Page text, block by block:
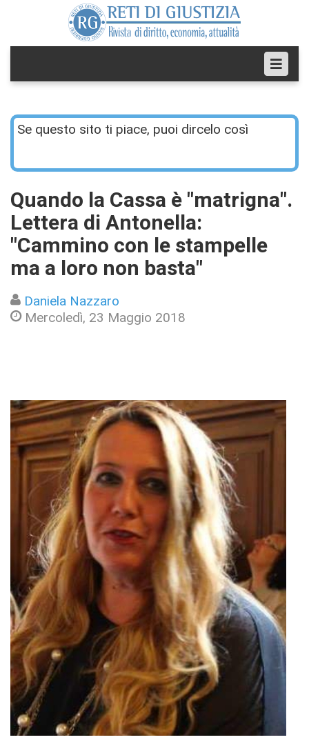
Se questo sito ti piace, puoi dircelo così
Quando la Cassa è "matrigna".
Lettera di Antonella:
"Cammino con le stampelle
ma a loro non basta"
Daniela Nazzaro
Mercoledì, 23 Maggio 2018